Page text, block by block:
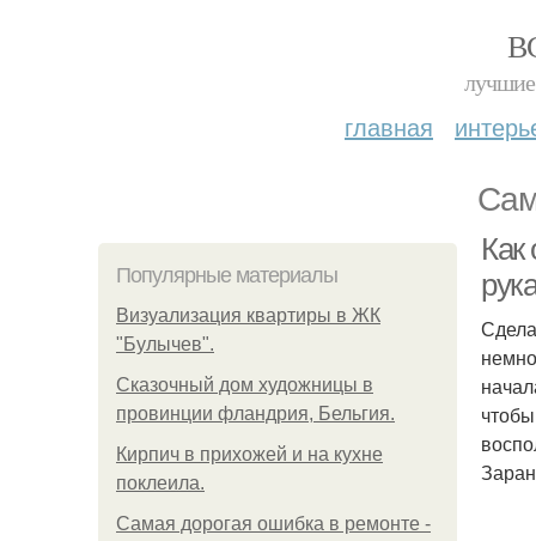
лучшие
главная
Популярные материалы
Визуализация квартиры в ЖК
"Булычев".
Сказочный дом художницы в
провинции фландрия, Бельгия.
Кирпич в прихожей и на кухне
поклеила.
Самая дорогая ошибка в ремонте -